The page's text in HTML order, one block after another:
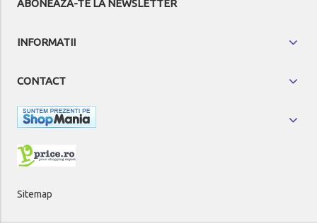
ABONEAZA-TE LA NEWSLETTER
INFORMATII
CONTACT
Sitemap